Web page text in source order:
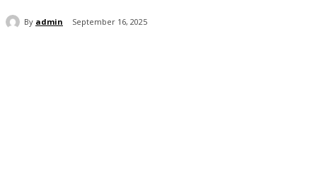
By admin September 16, 2025